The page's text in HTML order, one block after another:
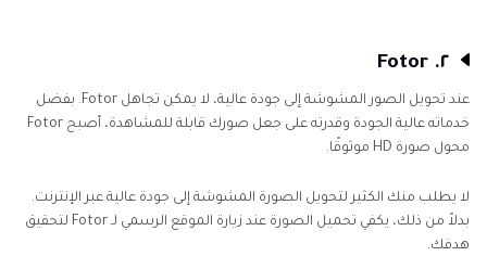
عند تحويل الصور المشوشة إلى جودة عالية، لا يمكن تجاهل Fotor. بفضل
خدماته عالية الجودة وقدرته على جعل صورك قابلة للمشاهدة، أصبح Fotor
محول صورة HD موثوقًا.
لا يطلب منك الكثير لتحويل الصورة المشوشة إلى جودة عالية عبر الإنترنت.
بدلاً من ذلك، يكفي تحميل الصورة عند زيارة الموقع الرسمي لـ Fotor لتحقيق
هدفك.